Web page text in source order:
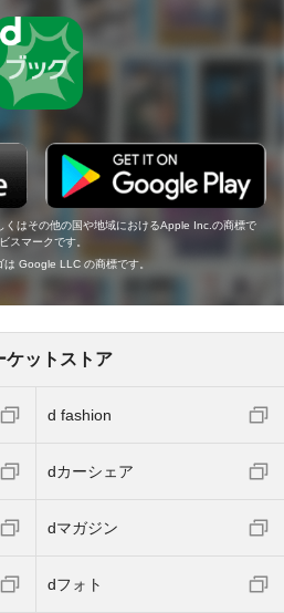
はその他の国や地域におけるApple Inc.の商標で
スマークです。
Google LLC の商標です。
ケットストア
d fashion
dカーシェア
dマガジン
dフォト